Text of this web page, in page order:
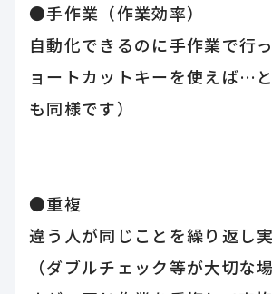
●手作業（作業効率）
自動化できるのに手作業で行
ョートカットキーを使えば…
も同様です）
●重複
違う人が同じことを繰り返し
（ダブルチェック等が大切な